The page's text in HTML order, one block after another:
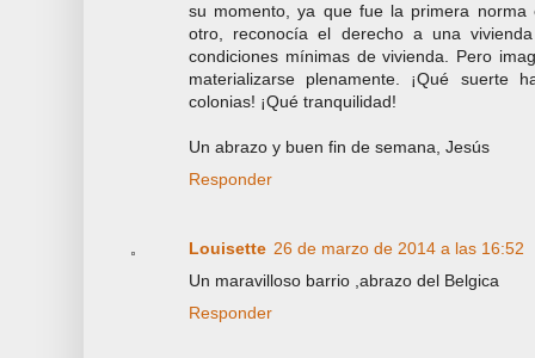
su momento, ya que fue la primera
otro, reconocía el derecho a una
condiciones mínimas de vivienda. Pero
materializarse plenamente. ¡Qué suerte
colonias! ¡Qué tranquilidad!
Un abrazo y buen fin de semana, Jesús
Responder
Louisette 26 de marzo de 2014 a las 16:52
Un maravilloso barrio ,abrazo del Belgica
Responder